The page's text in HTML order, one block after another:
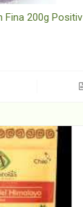
Fina 200g Positiv